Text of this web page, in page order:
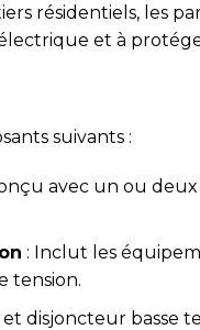
résidentiels, les
et à
suivants :
avec un ou
: Inclut les
tension.
et disjoncteur basse